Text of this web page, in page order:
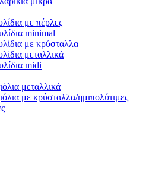
με πέρλες
minimal
με κρύσταλλα
μεταλλικά
midi
μεταλλικά
με κρύσταλλα/ημιπολύτιμες